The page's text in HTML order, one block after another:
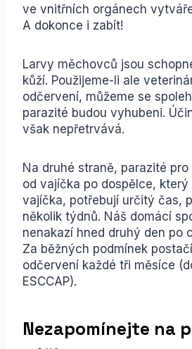
ve vnitřních orgánech
A dokonce i zabít!
Larvy měchovců jsou
kůží. Použijeme-li ale
odčervení, můžeme se
parazité budou vyhubeni.
však nepřetrvává.
Na druhé straně, parazité
od vajíčka po dospělce,
vajíčka, potřebují určitý čas,
několik týdnů. Náš domácí
nenakazí hned druhý den po
Za běžných podmínek
odčervení každé tři měsíce
ESCCAP).
Nezapomínejte na